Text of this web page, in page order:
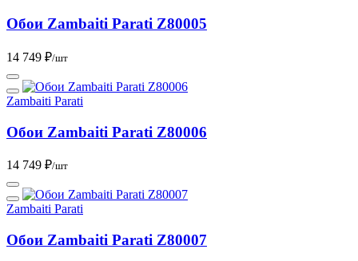
Обои Zambaiti Parati Z80005
14 749 ₽/шт
Zambaiti Parati
Обои Zambaiti Parati Z80006
14 749 ₽/шт
Zambaiti Parati
Обои Zambaiti Parati Z80007